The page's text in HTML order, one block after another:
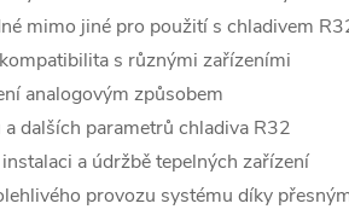
mimo jiné pro použití s chladivem
s různými zařízeními
analogovým způsobem
a dalších parametrů chladiva R32
a údržbě tepelných zařízení
provozu systému díky